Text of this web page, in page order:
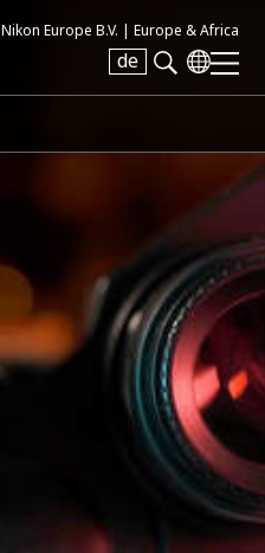
Nikon Europe B.V. | Europe & Africa
de